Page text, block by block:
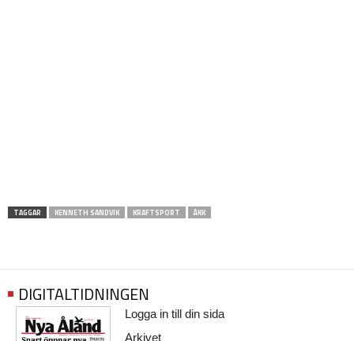
TAGGAR KENNETH SANDVIK KRAFTSPORT ÅKK
DIGITALTIDNINGEN
Logga in till din sida
Arkivet